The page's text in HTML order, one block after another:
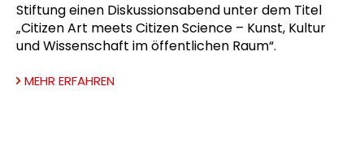
Stiftung einen Diskussionsabend unter dem Titel
„Citizen Art meets Citizen Science – Kunst, Kultur
und Wissenschaft im öffentlichen Raum“.
MEHR ERFAHREN